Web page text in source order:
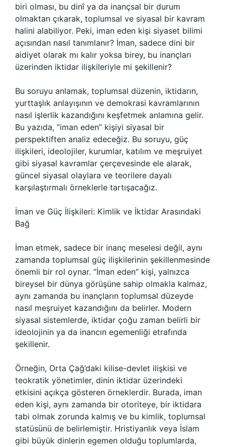
biri olması, bu dinî ya da inançsal bir durum
olmaktan çıkarak, toplumsal ve siyasal bir kavram
halini alabiliyor. Peki, iman eden kişi siyaset bilimi
açısından nasıl tanımlanır? İman, sadece dini bir
aidiyet olarak mı kalır yoksa birey, bu inançları
üzerinden iktidar ilişkileriyle mi şekillenir?
Bu soruyu anlamak, toplumsal düzenin, iktidarın,
yurttaşlık anlayışının ve demokrasi kavramlarının
nasıl işlerlik kazandığını keşfetmek anlamına gelir.
Bu yazıda, “iman eden” kişiyi siyasal bir
perspektiften analiz edeceğiz. Bu soruyu, güç
ilişkileri, ideolojiler, kurumlar, katılım ve meşruiyet
gibi siyasal kavramlar çerçevesinde ele alarak,
güncel siyasal olaylara ve teorilere dayalı
karşılaştırmalı örneklerle tartışacağız.
İman ve Güç İlişkileri: Kimlik ve İktidar Arasındaki
Bağ
İman etmek, sadece bir inanç meselesi değil, aynı
zamanda toplumsal güç ilişkilerinin şekillenmesinde
önemli bir rol oynar. “İman eden” kişi, yalnızca
bireysel bir dünya görüşüne sahip olmakla kalmaz,
aynı zamanda bu inançların toplumsal düzeyde
nasıl meşruiyet kazandığını da belirler. Modern
siyasal sistemlerde, iktidar çoğu zaman belirli bir
ideolojinin ya da inancın egemenliği etrafında
şekillenir.
Örneğin, Orta Çağ’daki kilise-devlet ilişkisi ve
teokratik yönetimler, dinin iktidar üzerindeki
etkisini açıkça gösteren örneklerdir. Burada, iman
eden kişi, aynı zamanda bir otoriteye, bir iktidara
tabi olmak zorunda kalmış ve bu kimlik, toplumsal
statüsünü de belirlemiştir. Hristiyanlık veya İslam
gibi büyük dinlerin egemen olduğu toplumlarda,